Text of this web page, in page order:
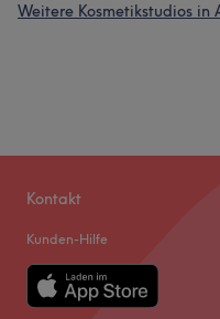
Weitere Kosmetikstudios in
Kontakt
Kunden-Hilfe